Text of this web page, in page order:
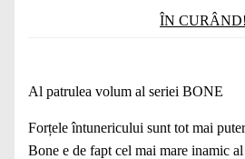
ÎN CURÂND!
Al patrulea volum al seriei BONE
Forțele întunericului sunt tot mai
Bone e de fapt cel mai mare inamic